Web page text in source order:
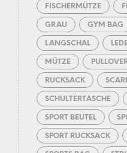
FISCHERMÜTZE
GRAU GYM BAG
LANGSCHAL
MÜTZE
RUCKSACK
SCHULTERTASCHE
SPORT BEUTEL
SPORT RUCKSACK